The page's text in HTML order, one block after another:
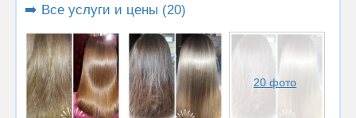
➡️ Все услуги и цены (20)
20 фото